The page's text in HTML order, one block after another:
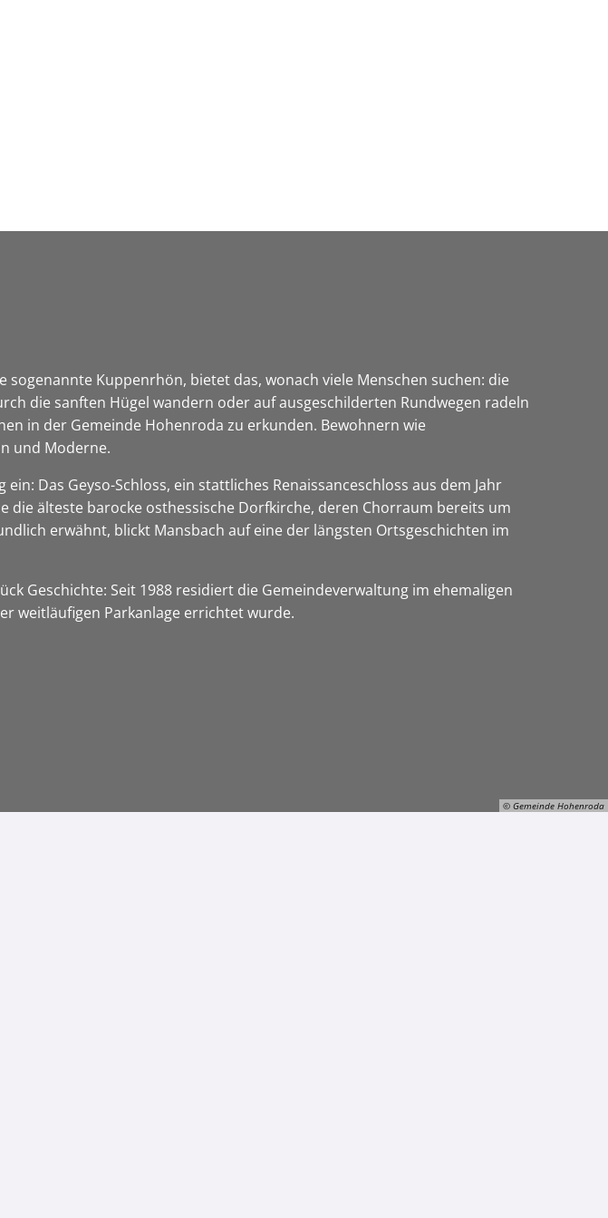
© Gemeinde Hohenroda
Kuppenrhön, bietet das, wonach viele Menschen suchen: die
die sanften Hügel wandern oder auf ausgeschilderten Rundwegen radeln
in der Gemeinde Hohenroda zu erkunden. Bewohnern wie
und Moderne.
Das Geyso-Schloss, ein stattliches Renaissanceschloss aus dem Jahr
die älteste barocke osthessische Dorfkirche, deren Chorraum bereits um
erwähnt, blickt Mansbach auf eine der längsten Ortsgeschichten im
Geschichte: Seit 1988 residiert die Gemeindeverwaltung im ehemaligen
weitläufigen Parkanlage errichtet wurde.